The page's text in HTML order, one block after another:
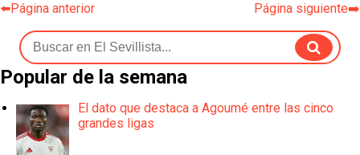
⬅️Página anterior Página siguiente➡️
Popular de la semana
El dato que destaca a Agoumé entre las cinco
grandes ligas